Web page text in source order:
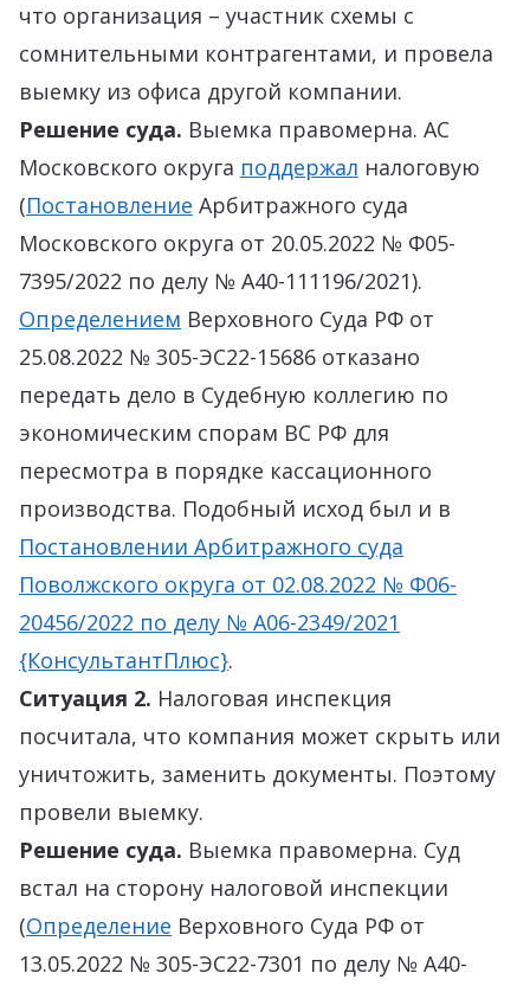
что организация – участник схемы с
сомнительными контрагентами, и провела
выемку из офиса другой компании.
Решение суда. Выемка правомерна. АС
Московского округа поддержал налоговую
(Постановление Арбитражного суда
Московского округа от 20.05.2022 № Ф05-
7395/2022 по делу № А40-111196/2021).
Определением Верховного Суда РФ от
25.08.2022 № 305-ЭС22-15686 отказано
передать дело в Судебную коллегию по
экономическим спорам ВС РФ для
пересмотра в порядке кассационного
производства. Подобный исход был и в
Постановлении Арбитражного суда
Поволжского округа от 02.08.2022 № Ф06-
20456/2022 по делу № А06-2349/2021
{КонсультантПлюс}.
Ситуация 2. Налоговая инспекция
посчитала, что компания может скрыть или
уничтожить, заменить документы. Поэтому
провели выемку.
Решение суда. Выемка правомерна. Суд
встал на сторону налоговой инспекции
(Определение Верховного Суда РФ от
13.05.2022 № 305-ЭС22-7301 по делу № А40-